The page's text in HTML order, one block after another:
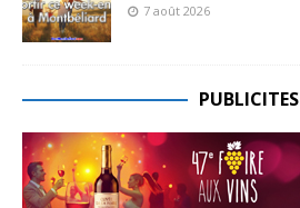
7 août 2026
PUBLICITES